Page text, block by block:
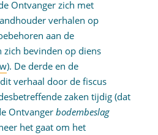
Ontvanger zich met
verhalen op
aan de
zich bevinden op diens
). De derde en de
verhaal door de fiscus
zaken tijdig (dat
Ontvanger bodembeslag
het gaat om het